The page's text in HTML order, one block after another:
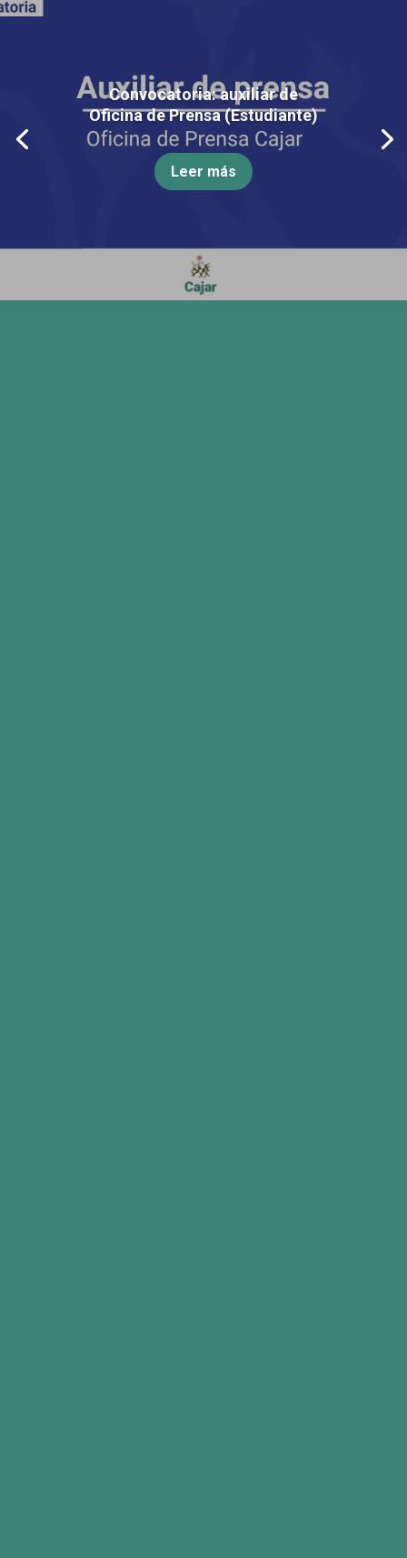
Convocatoria: auxiliar de
Oficina de Prensa (Estudiante)
Leer más